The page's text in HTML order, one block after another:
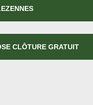
CLÔTURE GRATUIT